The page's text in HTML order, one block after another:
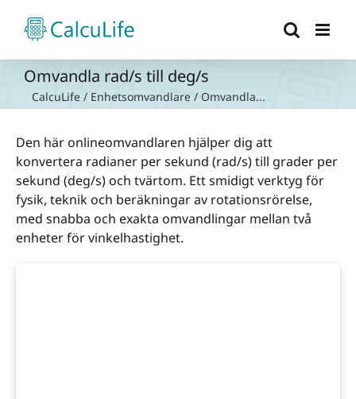
innehållet
Omvandla rad/s till deg/s
CalcuLife / Enhetsomvandlare / Omvandla...
Den här onlineomvandlaren hjälper dig att
konvertera radianer per sekund (rad/s) till grader per
sekund (deg/s) och tvärtom. Ett smidigt verktyg för
fysik, teknik och beräkningar av rotationsrörelse,
med snabba och exakta omvandlingar mellan två
enheter för vinkelhastighet.